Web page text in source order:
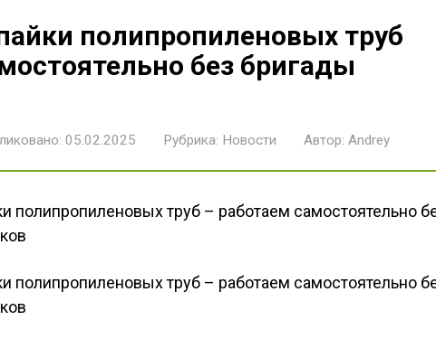
полипропиленовых труб
без бригады
05.02.2025 Рубрика: Новости Автор: Andrey